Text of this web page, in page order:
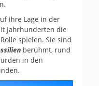
ihre Lage in der
Jahrhunderten die
spielen. Sie sind
berühmt, rund
in den